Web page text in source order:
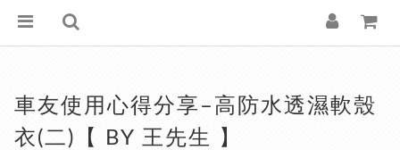
車友使用心得分享–高防水透濕軟殼
衣(二)【 BY 王先生 】